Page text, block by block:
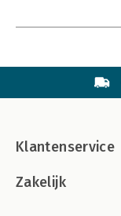
Klantenservice
Zakelijk